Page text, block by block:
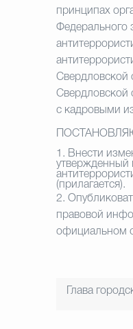
принципах
Федерального
Свердловской
Свердловской
с кадровыми
1. Внести
утвержденный
(прилагается).
2.
правовой
официальном
Глава